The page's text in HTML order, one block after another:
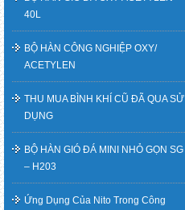
40L
BỘ HÀN CÔNG NGHIỆP OXY/
ACETYLEN
THU MUA BÌNH KHÍ CŨ ĐÃ QUA SỬ
DỤNG
BỘ HÀN GIÓ ĐÁ MINI NHỎ GỌN SG
– H203
Ứng Dụng Của Nito Trong Công